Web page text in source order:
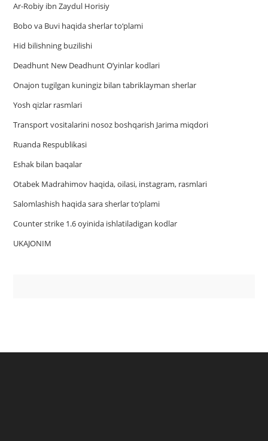
Ar-Robiy ibn Zaydul Horisiy
Bobo va Buvi haqida sherlar to‘plami
Hid bilishning buzilishi
Deadhunt New Deadhunt O’yinlar kodlari
Onajon tugilgan kuningiz bilan tabriklayman sherlar
Yosh qizlar rasmlari
Trаnsport vositаlаrini nosoz boshqаrish Jаrimа miqdori
Ruanda Respublikasi
Eshak bilan baqalar
Otabek Madrahimov haqida, oilasi, instagram, rasmlari
Salomlashish haqida sara sherlar to‘plami
Counter strike 1.6 oyinida ishlatiladigan kodlar
UKAJONIM